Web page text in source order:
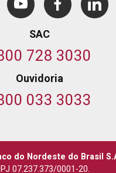
SAC
728 3030
Ouvidoria
033 3033
do Nordeste do Brasil
07.237.373/0001-20.